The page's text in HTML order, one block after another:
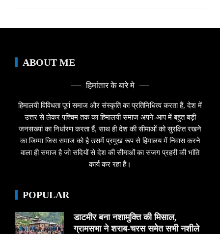
ABOUT ME
हिमांतार के बारे मे
हिमालयी विविधता पूर्ण समाज और संस्कृति का प्रतिनिधित्व करता हैं, देश में
उत्तर से लेकर पश्चिम तक का हिमालयी समाज अपने-आप में बहुत बड़ी
जनसख्यां का निर्धारण करता हैं, साथ ही देश की सीमाओं को सुरक्षित रखने
का जिम्मा जिस समाज को है उसमें प्रमुख रूप से हिमालय में निवास करने
वाला ही समाज है जो सदियों से देश की सीमाओं का सजग प्रहरी की भांति
कार्य कर रहा हैं।
POPULAR
डाटमीर बना नशामुक्ति की मिसाल,
ग्रामसभा ने शराब-चरस समेत सभी नशीले